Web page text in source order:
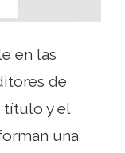
en las
de
título y el
una